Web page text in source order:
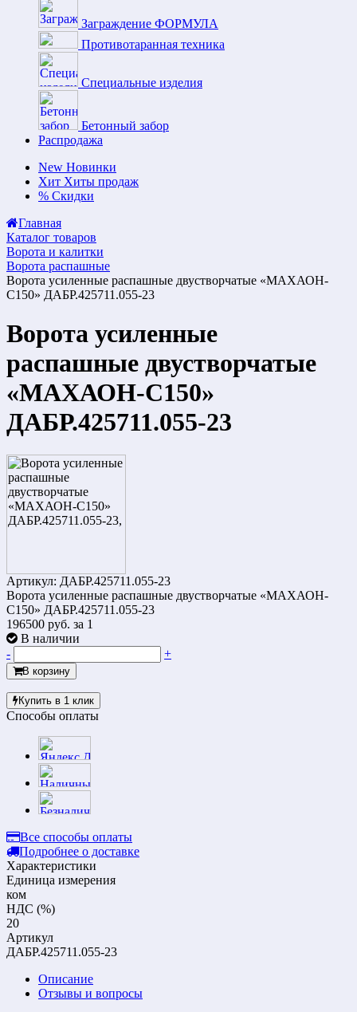
Заграждение ФОРМУЛА
Противотаранная техника
Специальные изделия
Бетонный забор
Распродажа
New Новинки
Хит Хиты продаж
% Скидки
Главная
Каталог товаров
Ворота и калитки
Ворота распашные
Ворота усиленные распашные двустворчатые «МАХАОН-
С150» ДАБР.425711.055-23
Ворота усиленные
распашные двустворчатые
«МАХАОН-С150»
ДАБР.425711.055-23
Артикул: ДАБР.425711.055-23
Ворота усиленные распашные двустворчатые «МАХАОН-
С150» ДАБР.425711.055-23
196500 руб. за 1
В наличии
-
+
В корзину
Купить в 1 клик
Способы оплаты
Все способы оплаты
Подробнее о доставке
Характеристики
Единица измерения
ком
НДС (%)
20
Артикул
ДАБР.425711.055-23
Описание
Отзывы и вопросы